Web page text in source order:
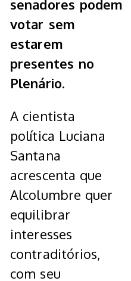
senadores podem
votar sem
estarem
presentes no
Plenário.
A cientista
política Luciana
Santana
acrescenta que
Alcolumbre quer
equilibrar
interesses
contraditórios,
com seu